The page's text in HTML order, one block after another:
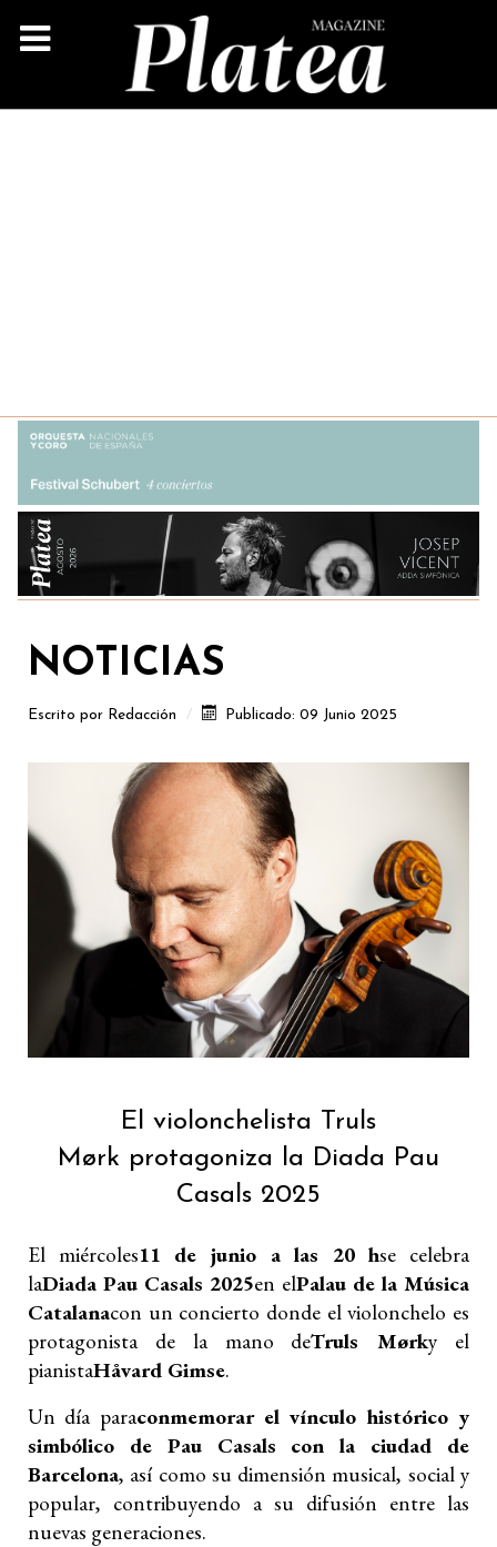
NOTICIAS
Escrito por Redacción Publicado: 09 Junio 2025
El violonchelista Truls
Mørk protagoniza la Diada Pau
Casals 2025
El miércoles11 de junio a las 20 hse celebra
laDiada Pau Casals 2025en elPalau de la Música
Catalanacon un concierto donde el violonchelo es
protagonista de la mano deTruls Mørky el
pianistaHåvard Gimse.
Un día paraconmemorar el vínculo histórico y
simbólico de Pau Casals con la ciudad de
Barcelona, así como su dimensión musical, social y
popular, contribuyendo a su difusión entre las
nuevas generaciones.